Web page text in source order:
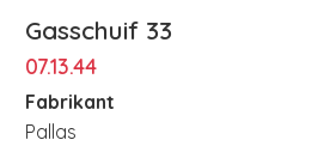
Gasschuif 33
07.13.44
Fabrikant
Pallas